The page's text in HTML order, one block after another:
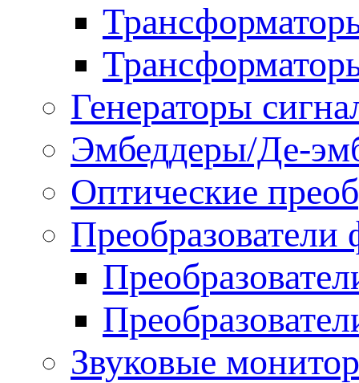
Генераторы
Эмбеддеры/Де-
Оптические
Преобразователи
Звуковые